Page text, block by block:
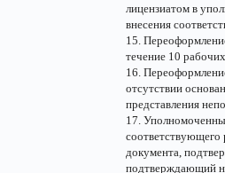
лицензиатом в
внесения
15.
течение 10
16.
отсутствии
представления
17.
соответствующего
документа,
подтверждающий